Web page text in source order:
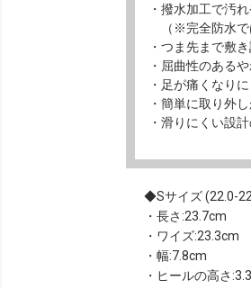
・撥水加工で汚
（※完全防水で
・つま先まで敷
・屈曲性のある
・足が痛くなり
・簡単に取り外
・滑りにくい設
Sサイズ (22.0-
・長さ:23.7cm
・ワイズ:23.3cm
・幅:7.8cm
・ヒールの高さ